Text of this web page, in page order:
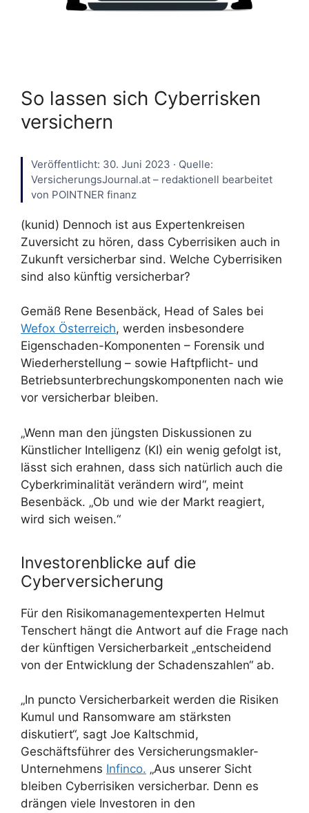
So lassen sich Cyberrisken
versichern
Veröffentlicht: 30. Juni 2023 · Quelle:
VersicherungsJournal.at – redaktionell bearbeitet
von POINTNER finanz
(kunid) Dennoch ist aus Expertenkreisen
Zuversicht zu hören, dass Cyberrisiken auch in
Zukunft versicherbar sind. Welche Cyberrisiken
sind also künftig versicherbar?
Gemäß Rene Besenbäck, Head of Sales bei
Wefox Österreich, werden insbesondere
Eigenschaden-Komponenten – Forensik und
Wiederherstellung – sowie Haftpflicht- und
Betriebsunterbrechungskomponenten nach wie
vor versicherbar bleiben.
„Wenn man den jüngsten Diskussionen zu
Künstlicher Intelligenz (KI) ein wenig gefolgt ist,
lässt sich erahnen, dass sich natürlich auch die
Cyberkriminalität verändern wird“, meint
Besenbäck. „Ob und wie der Markt reagiert,
wird sich weisen.“
Investorenblicke auf die
Cyberversicherung
Für den Risikomanagementexperten Helmut
Tenschert hängt die Antwort auf die Frage nach
der künftigen Versicherbarkeit „entscheidend
von der Entwicklung der Schadenszahlen“ ab.
„In puncto Versicherbarkeit werden die Risiken
Kumul und Ransomware am stärksten
diskutiert“, sagt Joe Kaltschmid,
Geschäftsführer des Versicherungsmakler-
Unternehmens Infinco. „Aus unserer Sicht
bleiben Cyberrisiken versicherbar. Denn es
drängen viele Investoren in den